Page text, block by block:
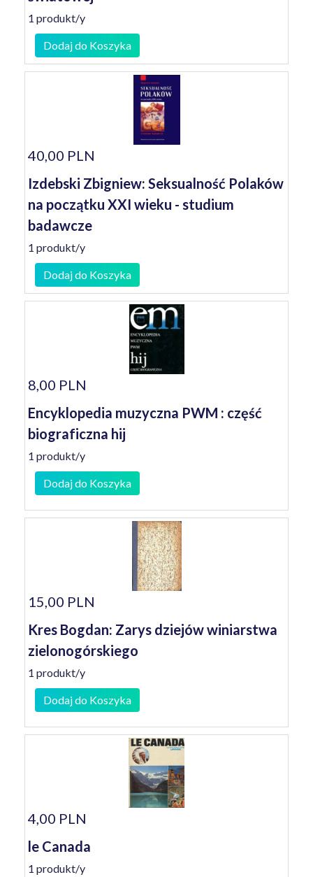
1 produkt/y
Dodaj do Koszyka
40,00 PLN
Izdebski Zbigniew: Seksualność Polaków
na początku XXI wieku - studium
badawcze
1 produkt/y
Dodaj do Koszyka
8,00 PLN
Encyklopedia muzyczna PWM : część
biograficzna hij
1 produkt/y
Dodaj do Koszyka
15,00 PLN
Kres Bogdan: Zarys dziejów winiarstwa
zielonogórskiego
1 produkt/y
Dodaj do Koszyka
4,00 PLN
le Canada
1 produkt/y